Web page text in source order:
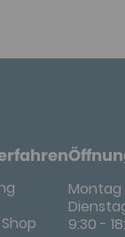
Montag
9:30 -